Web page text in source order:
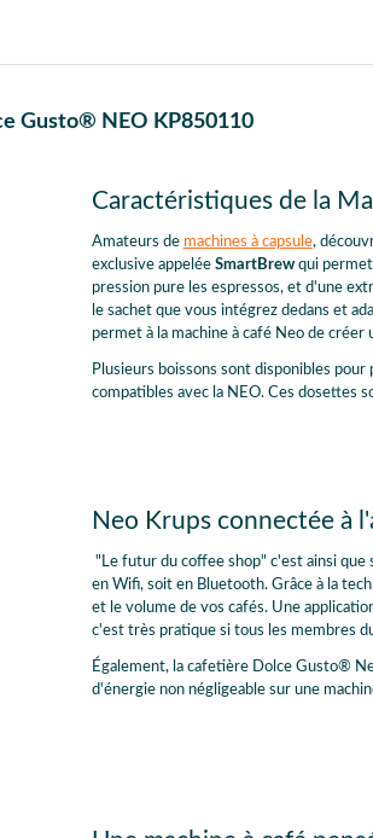
Gusto® NEO KP850110
Caractéristiques de la
Amateurs de machines à capsule,
exclusive appelée SmartBrewqui
pression pure les espressos, et d'une
le sachet que vous intégrez dedans et
permet à la machine à café Neo de créer
Plusieurs boissons sont disponibles
compatibles avec la NEO. Ces dosettes
Neo Krups connectée à
"Le futur du coffee shop" c'est ainsi
en Wifi, soit en Bluetooth. Grâce à la
et le volume de vos cafés. Une
c'est très pratique si tous les membres
Également, la cafetière Dolce Gusto®
d'énergie non négligeable sur une